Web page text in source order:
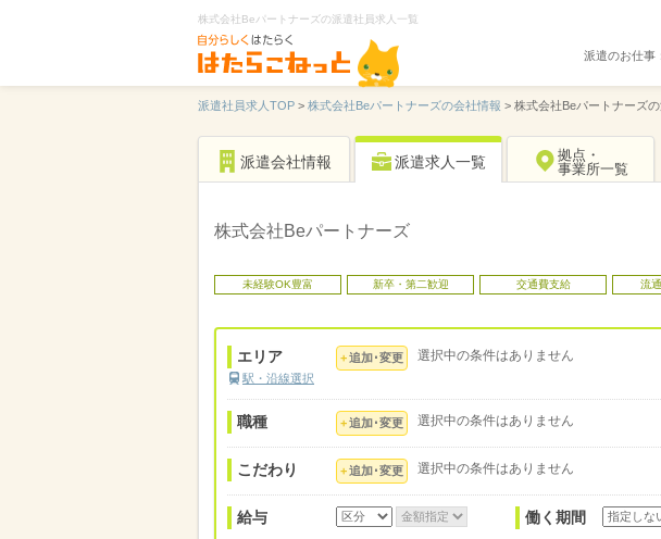
株式会社Beパートナーズの派遣社員求人一覧
派遣のお仕
派遣社員求人TOP > 株式会社Beパートナーズの会社情報 > 株式会社Beパートナーズ
派遣会社情報 派遣求人一覧
拠点・
事業所一覧
株式会社Beパートナーズ
未経験OK豊富 新卒・第二歓迎 交通費支給 流
エリア
駅・沿線選択
追加･変更 選択中の条件はありません
職種 追加･変更 選択中の条件はありません
こだわり 追加･変更 選択中の条件はありません
給与 働く期間